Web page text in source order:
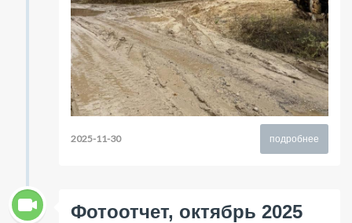
подробнее
2025-11-30
Фотоотчет, октябрь 2025